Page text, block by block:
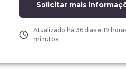
Solicitar mais
Atualizado há 36 dias e 19
minutos